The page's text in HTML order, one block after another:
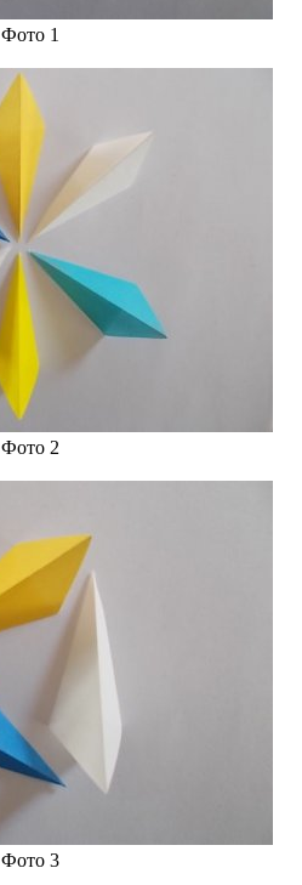
Фото 1
Фото 2
Фото 3